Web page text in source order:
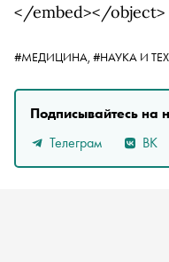
</embed></object>
#МЕДИЦИНА, #НАУКА И
Подписывайтесь на
Телеграм
ВК